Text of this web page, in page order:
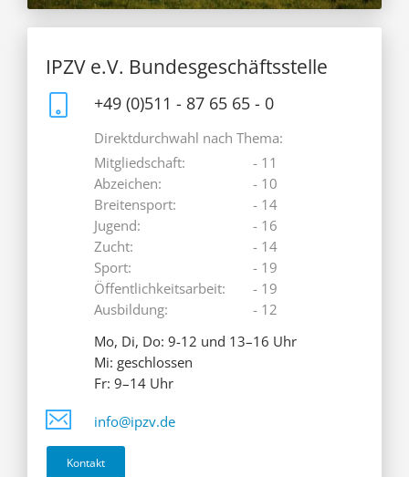
IPZV e.V. Bundesgeschäftsstelle
+49 (0)511 - 87 65 65 - 0
Direktdurchwahl nach Thema:
Mitgliedschaft:
Abzeichen:
Breitensport:
Jugend:
Zucht:
Sport:
Öffentlichkeitsarbeit:
Ausbildung:
- 11
- 10
- 14
- 16
- 14
- 19
- 19
- 12
Mo, Di, Do: 9-12 und 13–16 Uhr
Mi: geschlossen
Fr: 9–14 Uhr
info@ipzv.de
Kontakt